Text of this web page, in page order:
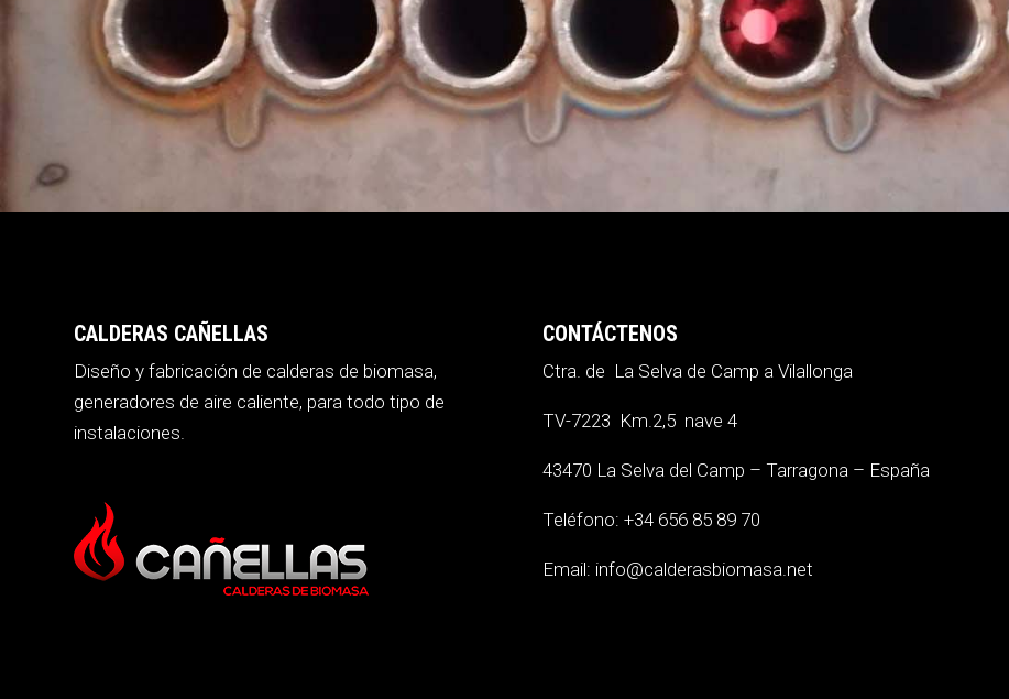
CALDERAS CAÑELLAS
Diseño y fabricación de calderas de biomasa,
generadores de aire caliente, para todo tipo de
instalaciones.
CONTÁCTENOS
Ctra. de La Selva de Camp a Vilallonga
TV-7223 Km.2,5 nave 4
43470 La Selva del Camp – Tarragona – España
Teléfono: +34 656 85 89 70
Email: info@calderasbiomasa.net